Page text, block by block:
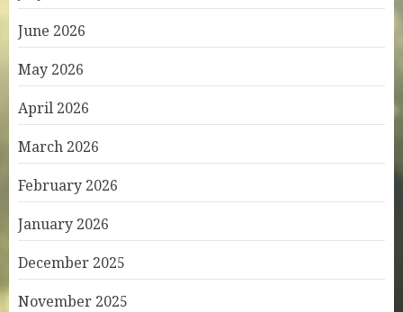
June 2026
May 2026
April 2026
March 2026
February 2026
January 2026
December 2025
November 2025